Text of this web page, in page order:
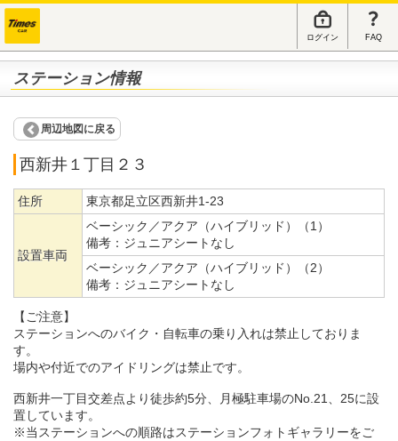
ログイン FAQ
ステーション情報
周辺地図に戻る
西新井１丁目２３
住所 東京都足立区西新井1-23
設置車両
ベーシック／アクア（ハイブリッド）（1）
備考： ジュニアシートなし
ベーシック／アクア（ハイブリッド）（2）
備考： ジュニアシートなし
【ご注意】
ステーションへのバイク・自転車の乗り入れは禁止しておりま
す。
場内や付近でのアイドリングは禁止です。
西新井一丁目交差点より徒歩約5分、月極駐車場のNo.21、25に設
置しています。
※当ステーションへの順路はステーションフォトギャラリーをご